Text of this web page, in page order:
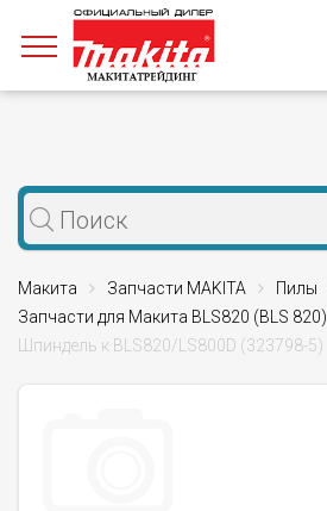
Макита Запчасти MAKITA
Пилы
Запчасти для Макита BLS820 (BLS 820)
Шпиндель к ВLS820/LS800D (323798-5)